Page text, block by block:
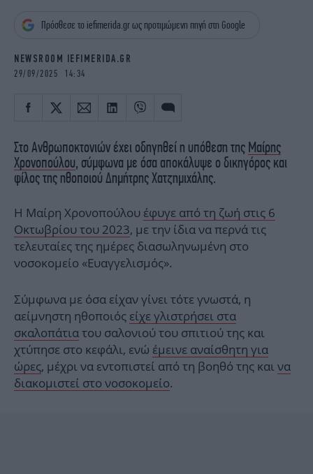
OSCARS
THE OCEAN
Πρόσθεσε το iefimerida.gr ως προτιμώμενη πηγή στη Google
NEWSROOM IEFIMERIDA.GR
29/09/2025 14:34
Στο Ανθρωποκτονιών έχει οδηγηθεί η υπόθεση της Μαίρης
Χρονοπούλου, σύμφωνα με όσα αποκάλυψε ο δικηγόρος και
φίλος της ηθοποιού Δημήτρης Χατζημιχάλης.
Η Μαίρη Χρονοπούλου έφυγε από τη ζωή στις 6
Οκτωβρίου του 2023, με την ίδια να περνά τις
τελευταίες της ημέρες διασωληνωμένη στο
νοσοκομείο «Ευαγγελισμός».
Σύμφωνα με όσα είχαν γίνει τότε γνωστά, η
αείμνηστη ηθοποιός είχε γλιστρήσει στα
σκαλοπάτιατου σαλονιού του σπιτιού της και
χτύπησε στο κεφάλι, ενώ έμεινε αναίσθητη για
ώρες, μέχρι να εντοπιστεί από τη βοηθό της καινα
διακομιστεί στο νοσοκομείο.